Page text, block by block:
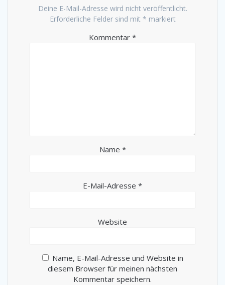
Deine E-Mail-Adresse wird nicht veröffentlicht.
Erforderliche Felder sind mit * markiert
Kommentar *
Name *
E-Mail-Adresse *
Website
Name, E-Mail-Adresse und Website in
diesem Browser für meinen nächsten
Kommentar speichern.